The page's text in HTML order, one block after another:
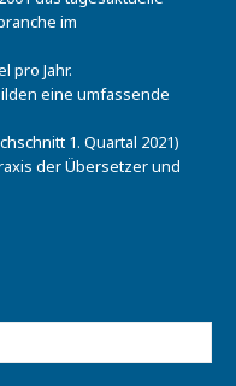
im
pro Jahr.
eine umfassende
1. Quartal 2021)
der Übersetzer und